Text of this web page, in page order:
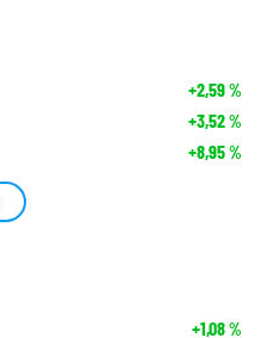
+2,59%
+3,52%
+8,95%
+1,08%